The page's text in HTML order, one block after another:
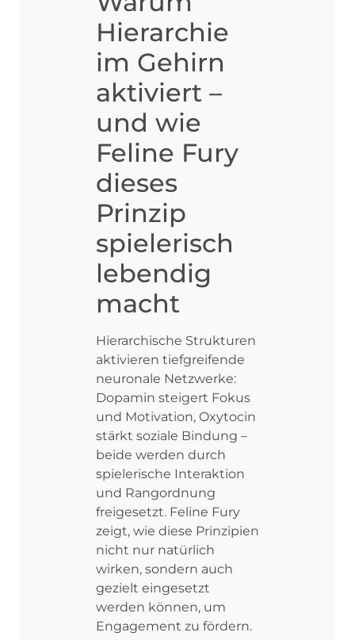
Hierarchie
im Gehirn
aktiviert –
und wie
Feline Fury
dieses
Prinzip
spielerisch
lebendig
macht
Hierarchische Strukturen
aktivieren tiefgreifende
neuronale Netzwerke:
Dopamin steigert Fokus
und Motivation, Oxytocin
stärkt soziale Bindung –
beide werden durch
spielerische Interaktion
und Rangordnung
freigesetzt. Feline Fury
zeigt, wie diese Prinzipien
nicht nur natürlich
wirken, sondern auch
gezielt eingesetzt
werden können, um
Engagement zu fördern.